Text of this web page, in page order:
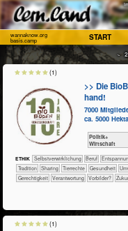
wannaknow.org
basis.camp START
~
>> Die
hand!
7000
ca. 5000
​​​​​​​​​Politik+​
Wirtschaft
ETHIK ​​​​​​​​​​​​​​​​​​​​​​​​​​​​​​​​​​​​​​​​Selbst­verwirklichung ​​​​​​​​​​​​​​​Beruf
​​​​​​​​​​​Tradition
​​​​​​​​​​Sharing ​​​​​​​​Tierrechte ​​​​​​Gesundheit
​​​​Gerechtigkeit
​​Verantwortung ​​Vorbilder?
(1)
(1)